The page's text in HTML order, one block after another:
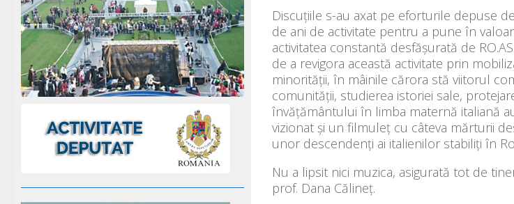
Discuțiile s-au axat pe eforturile depuse
de ani de activitate pentru a pune în
activitatea constantă desfășurată de
de a revigora această activitate prin
minorității, în mâinile cărora stă viitorul
comunității, studierea istoriei sale,
învățământului în limba maternă italiană
vizionat și un filmuleț cu câteva mărturii
unor descendenți ai italienilor stabiliți în
Nu a lipsit nici muzica, asigurată tot de
prof. Dana Călineț.